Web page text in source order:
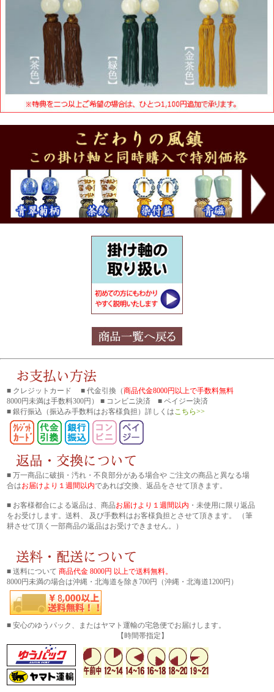
■ クレジットカード ■ 代金引換（商品代金8000円以上で手数料無料
8000円未満は手数料300円） ■ コンビニ決済 ■ ペイジー決済
■ 銀行振込 （振込み手数料はお客様負担）詳しくは こちら>>
■ 万一商品に破損・汚れ・不良部分がある場合や ご注文の商品と異なる場
合はお届けより１週間以内であれば交換、返品をさせて頂きます。
■ お客様都合による返品は、商品お届けより１週間以内 ・未使用に限り返品
をお受けします。送料、 及び手数料はお客様負担とさせて頂きます。 （筆
耕させて頂く一部商品の返品はお受けできません。）
■ 送料について 商品代金 8000円 以上で送料無料。
8000円未満の場合は沖縄・北海道を除き700円（沖縄・北海道1200円）
■ 安心のゆうパック、またはヤマト運輸の宅急便でお届けします。
【時間帯指定】